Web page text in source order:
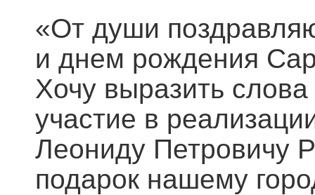
«От души
и днем рождения
Хочу выразить
участие в
Леониду Петровичу
подарок нашему